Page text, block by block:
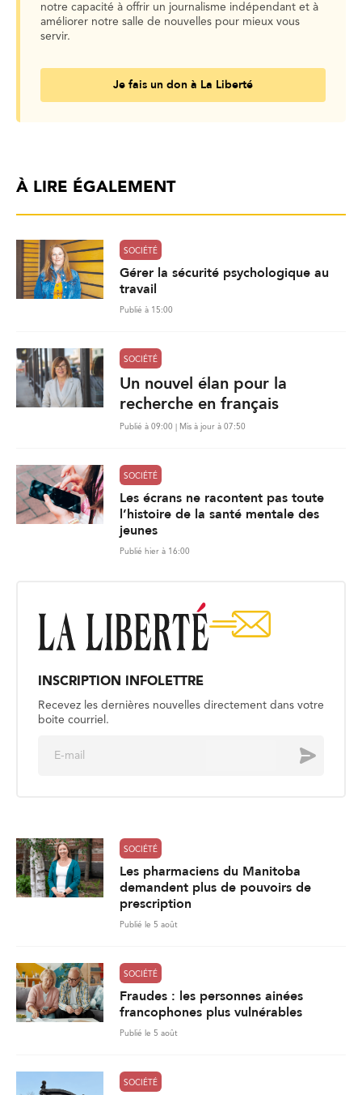
notre capacité à offrir un journalisme indépendant et à
améliorer notre salle de nouvelles pour mieux vous
servir.
Je fais un don à La Liberté
À LIRE ÉGALEMENT
SOCIÉTÉ
Gérer la sécurité psychologique au
travail
Publié à 15:00
SOCIÉTÉ
Un nouvel élan pour la
recherche en français
Publié à 09:00 | Mis à jour à 07:50
SOCIÉTÉ
Les écrans ne racontent pas toute
l’histoire de la santé mentale des
jeunes
Publié hier à 16:00
INSCRIPTION INFOLETTRE
Recevez les dernières nouvelles directement dans votre
boite courriel.
Envoyer
SOCIÉTÉ
Les pharmaciens du Manitoba
demandent plus de pouvoirs de
prescription
Publié le 5 août
SOCIÉTÉ
Fraudes : les personnes ainées
francophones plus vulnérables
Publié le 5 août
SOCIÉTÉ